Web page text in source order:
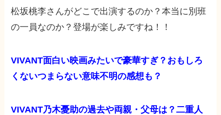
松坂桃李さんがどこで出演するのか？本当に別班
の一員なのか？登場が楽しみですね！！
VIVANT面白い映画みたいで豪華すぎ？おもしろ
くないつまらない意味不明の感想も？
VIVANT乃木憂助の過去や両親・父母は？二重人